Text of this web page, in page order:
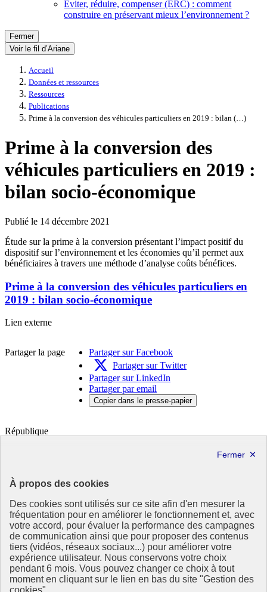
À propos des cookies
Des cookies sont utilisés sur ce site afin d'en mesurer la
fréquentation pour en améliorer le fonctionnement et, avec
votre accord, pour évaluer la performance des campagnes
de communication ainsi que pour proposer des contenus
tiers (vidéos, réseaux sociaux...) pour améliorer votre
expérience utilisateur. Nous conservons votre choix
pendant 6 mois. Vous pouvez changer ce choix à tout
moment en cliquant sur le lien en bas du site "Gestion des
cookies".
Éviter, réduire, compenser (ERC) : comment
construire en préservant mieux l’environnement ?
Fermer
Voir le fil d’Ariane
Accueil
Données et ressources
Ressources
Publications
Prime à la conversion des véhicules particuliers en 2019 : bilan (…)
Prime à la conversion des
véhicules particuliers en 2019 :
bilan socio-économique
Publié le 14 décembre 2021
Étude sur la prime à la conversion présentant l’impact positif du
dispositif sur l’environnement et les économies qu’il permet aux
bénéficiaires à travers une méthode d’analyse coûts bénéfices.
Prime à la conversion des véhicules particuliers en
2019 : bilan socio-économique
Prime
conversion
bilan
Lien externe
Partager la page
Partager sur Facebook
Partager sur Twitter
Partager sur LinkedIn
Partager par email
Copier dans le presse-papier
République
utiles
info.gouv.fr- ouvre une nouvelle fenêtre
service-public.fr- ouvre une nouvelle fenêtre
legifrance.gouv.fr- ouvre une nouvelle fenêtre
data.gouv.fr- ouvre une nouvelle fenêtre
Partenaire
Partenaire principal : Eionet Portal